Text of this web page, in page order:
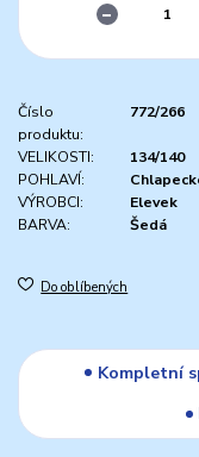
Číslo
produktu:
772/266
VELIKOSTI:
134/140
POHLAVÍ:
VÝROBCI:
Elevek
BARVA:
Šedá
Do oblíbených
Kompletní